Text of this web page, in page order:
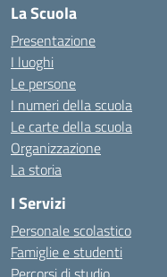
La Scuola
Presentazione
I luoghi
Le persone
I numeri della scuola
Le carte della scuola
Organizzazione
La storia
I Servizi
Personale scolastico
Famiglie e studenti